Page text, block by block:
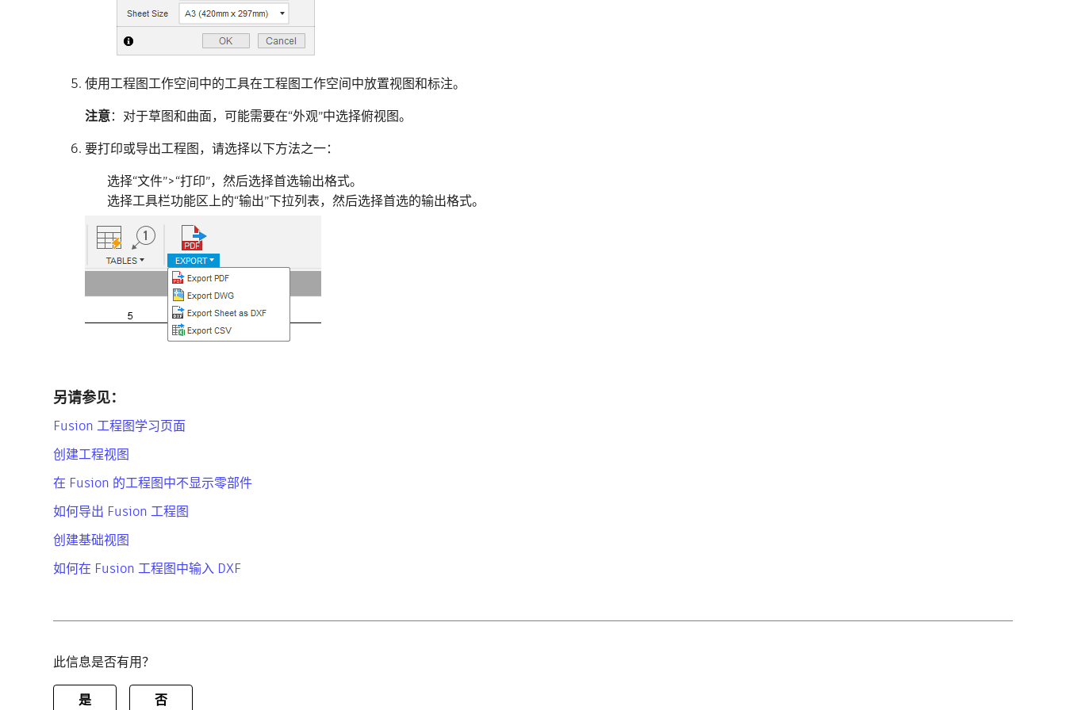
使用工程图工作空间中的工具在工程图工作空间中放置视图和标注。
注意：对于草图和曲面，可能需要在“外观”中选择俯视图。
要打印或导出工程图，请选择以下方法之一：
选择“文件”>“打印”，然后选择首选输出格式。
选择工具栏功能区上的“输出”下拉列表，然后选择首选的输出格式。
另请参见：
Fusion 工程图学习页面
创建工程视图
在 Fusion 的工程图中不显示零部件
如何导出 Fusion 工程图
创建基础视图
如何在 Fusion 工程图中输入 DXF
此信息是否有用？
是 否